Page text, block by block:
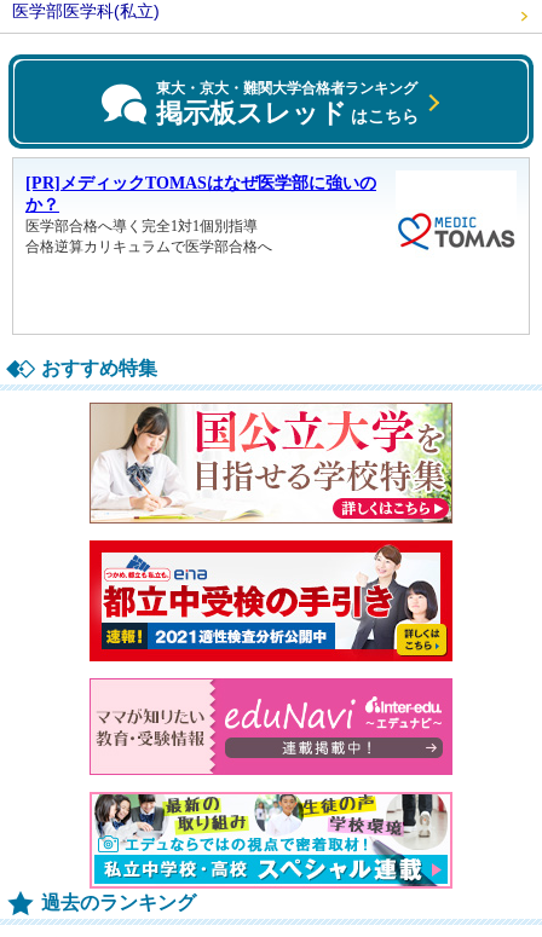
医学部医学科(私立)
東大・京大・難関大学合格者ランキング
掲示板スレッド はこちら
おすすめ特集
過去のランキング